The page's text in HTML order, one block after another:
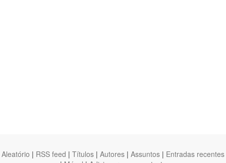
Aleatório | RSS feed | Títulos | Autores | Assuntos | Entradas recentes